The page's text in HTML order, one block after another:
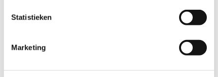
Statistieken
Marketing
Wij verkopen jouw gegevens nooit aan derden.
Hoe lang bewaren wij jouw
gegevens?